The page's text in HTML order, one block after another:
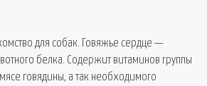
для собак. Говяжье сердце —
белка. Содержит витаминов группы
говядины, а так необходимого